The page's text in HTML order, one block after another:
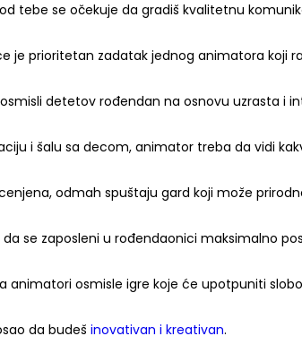
tebe se očekuje da gradiš kvalitetnu
je prioritetan zadatak jednog animatora koji
detetov rođendan na osnovu uzrasta i
i šalu sa decom, animator treba da vidi
odmah spuštaju gard koji može
se zaposleni u rođendaonici maksimalno
animatori osmisle igre koje će upotpuniti
da budeš inovativan i kreativan.